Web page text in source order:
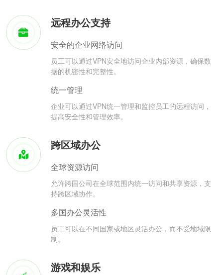
远程办公支持
安全的企业网络访问
员工可以通过VPN安全地访问企业内部资源，确保数
据的机密性和完整性。
统一管理
企业可以通过VPN统一管理和监控员工的远程访问，
提高安全性和管理效率。
跨区域办公
全球资源访问
允许跨国公司在全球范围内统一访问和共享资源，支
持跨区域协作。
多国办公灵活性
员工可以在不同国家或地区灵活办公，而不受地域限
制。
游戏和娱乐